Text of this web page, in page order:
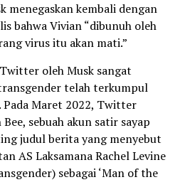
menegaskan kembali dengan
bahwa Vivian “dibunuh oleh
virus itu akan mati.”
oleh Musk sangat
telah terkumpul
Maret 2022, Twitter
sebuah akun satir sayap
judul berita yang menyebut
AS Laksamana Rachel Levine
sebagai ‘Man of the